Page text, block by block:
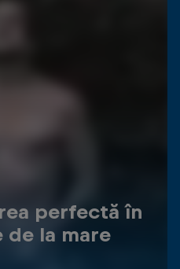
perfectă în
de la mare